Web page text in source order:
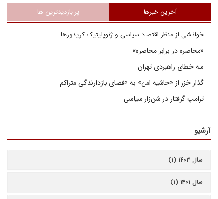
آخرین خبرها پر بازدیدترین ها
خوانشی از منظر اقتصاد سیاسی و ژئوپلیتیک کریدورها
«محاصره در برابر محاصره»
سه خطای راهبردی تهران
گذار خزر از «حاشیه امن» به «فضای بازدارندگی متراکم
ترامپ گرفتار در شن‌زار سیاسی
آرشیو
سال ۱۴۰۳ (۱)
سال ۱۴۰۱ (۱)